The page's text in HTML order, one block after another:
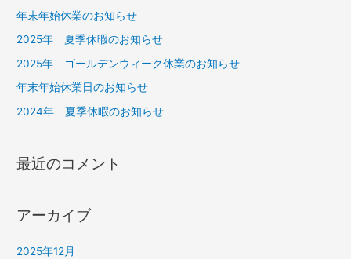
年末年始休業のお知らせ
2025年 夏季休暇のお知らせ
2025年 ゴールデンウィーク休業のお知らせ
年末年始休業日のお知らせ
2024年 夏季休暇のお知らせ
最近のコメント
アーカイブ
2025年12月